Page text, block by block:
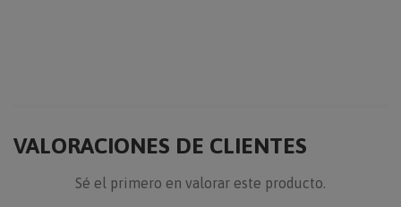
VALORACIONES DE CLIENTES
Sé el primero en valorar este producto.